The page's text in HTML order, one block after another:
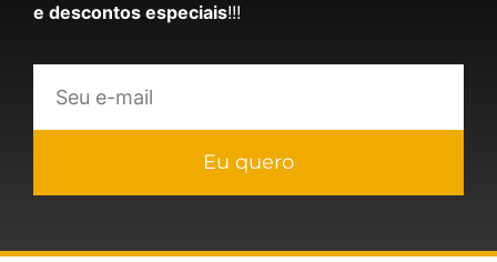
e descontos especiais!!!
Eu quero